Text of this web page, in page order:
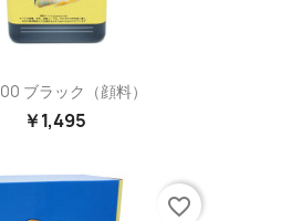
ブラック（顔料）
￥1,495
favorite_border